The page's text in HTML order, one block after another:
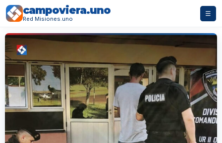
campoviera.uno
Red Misiones.uno
☰